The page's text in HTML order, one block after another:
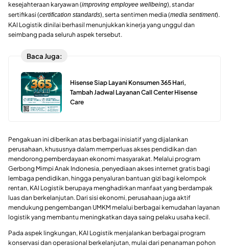
kesejahteraan karyawan (improving employee wellbeing), standar
sertifikasi (certification standards), serta sentimen media (media sentiment).
KAI Logistik dinilai berhasil menunjukkan kinerja yang unggul dan
seimbang pada seluruh aspek tersebut.
Baca Juga:
Hisense Siap Layani Konsumen 365 Hari,
Tambah Jadwal Layanan Call Center Hisense
Care
Pengakuan ini diberikan atas berbagai inisiatif yang dijalankan
perusahaan, khususnya dalam memperluas akses pendidikan dan
mendorong pemberdayaan ekonomi masyarakat. Melalui program
Gerbong Mimpi Anak Indonesia, penyediaan akses internet gratis bagi
lembaga pendidikan, hingga penyaluran bantuan gizi bagi kelompok
rentan, KAI Logistik berupaya menghadirkan manfaat yang berdampak
luas dan berkelanjutan. Dari sisi ekonomi, perusahaan juga aktif
mendukung pengembangan UMKM melalui berbagai kemudahan layanan
logistik yang membantu meningkatkan daya saing pelaku usaha kecil.
Pada aspek lingkungan, KAI Logistik menjalankan berbagai program
konservasi dan operasional berkelanjutan, mulai dari penanaman pohon